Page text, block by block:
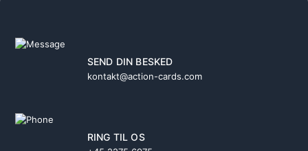
SEND DIN BESKED
kontakt@action-cards.com
RING TIL OS